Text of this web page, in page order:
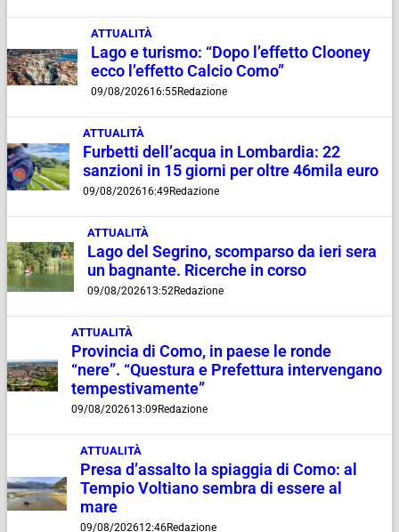
ATTUALITÀ
Lago e turismo: “Dopo l’effetto Clooney
ecco l’effetto Calcio Como”
09/08/202616:55Redazione
ATTUALITÀ
Furbetti dell’acqua in Lombardia: 22
sanzioni in 15 giorni per oltre 46mila euro
09/08/202616:49 Redazione
ATTUALITÀ
Lago del Segrino, scomparso da ieri sera
un bagnante. Ricerche in corso
09/08/202613:52Redazione
ATTUALITÀ
Provincia di Como, in paese le ronde
“nere”. “Questura e Prefettura intervengano
tempestivamente”
09/08/202613:09 Redazione
ATTUALITÀ
Presa d’assalto la spiaggia di Como: al
Tempio Voltiano sembra di essere al
mare
09/08/202612:46Redazione